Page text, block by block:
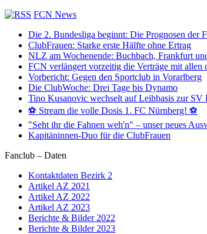
FCN News
Die 2. Bundesliga beginnt: Die Prognosen der
ClubFrauen: Starke erste Hälfte ohne Ertrag
NLZ am Wochenende: Buchbach, Frankfurt
FCN verlängert vorzeitig die Verträge mit allen
Vorbericht: Gegen den Sportclub in Vorarlberg
Die ClubWoche: Drei Tage bis Dynamo
Tino Kusanovic wechselt auf Leihbasis zur SV
⚽️ Stream die volle Dosis 1. FC Nürnberg! ⚽️
"Seht ihr die Fahnen weh'n" – unser neues
Kapitäninnen-Duo für die ClubFrauen
Fanclub – Daten
Kontaktdaten Bezirk 2
Artikel AZ 2021
Artikel AZ 2022
Artikel AZ 2023
Berichte & Bilder 2022
Berichte & Bilder 2023